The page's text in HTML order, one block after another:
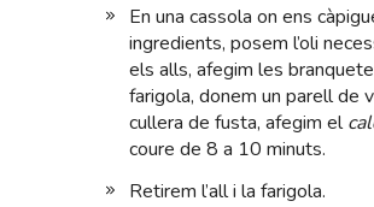
En una cassola on ens
ingredients, posem l’oli
els alls, afegim les
farigola, donem un parell de
cullera de fusta, afegim el
coure de 8 a 10 minuts.
Retirem l’all i la farigola.